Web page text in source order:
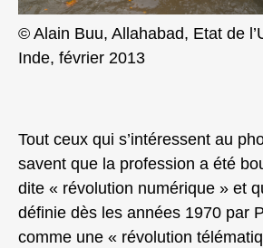
© Alain Buu, Allahabad, Etat de
Inde, février 2013
Tout ceux qui s’intéressent au
savent que la profession a été
dite « révolution numérique » et
définie dès les années 1970 par
comme une « révolution